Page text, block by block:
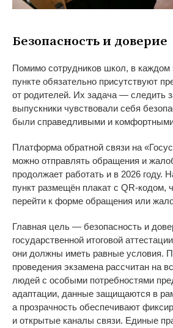
Безопасность и доверие
Помимо сотрудников школ, в каждом
пункте обязательно присутствуют
от родителей. Их задача — следить
выпускники чувствовали себя
были справедливыми и
Платформа обратной связи на «
можно отправлять обращения и
продолжает работать и в 2026 году.
пункт размещён плакат с QR-кодом,
перейти к форме обращения или
Главная цель — безопасность и
государственной итоговой
они должны иметь равные условия.
проведения экзамена рассчитан на
людей с особыми потребностями
адаптации, данные защищаются в
а прозрачность обеспечивают
и открытые каналы связи. Единые